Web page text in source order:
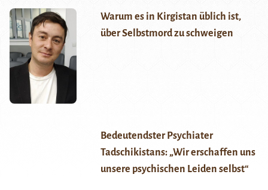
Warum es in Kirgistan üblich ist,
über Selbstmord zu schweigen
Bedeutendster Psychiater
Tadschikistans: „Wir erschaffen uns
unsere psychischen Leiden selbst“